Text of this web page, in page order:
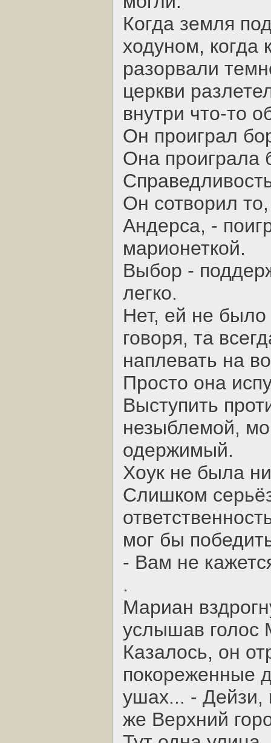
Когда земля
ходуном, когда
разорвали
церкви
внутри что-то
Он проиграл
Она проиграла
Он сотворил
Андерса, -
марионеткой.
Выбор -
легко.
Нет, ей не
говоря, та
наплевать на
Просто она
Выступить
незыблемой,
одержимый.
Хоук не была
Слишком
мог бы
- Вам не
.
Мариан
услышав голос
Казалось, он
покореженные
ушах... - Дейзи,
же Верхний